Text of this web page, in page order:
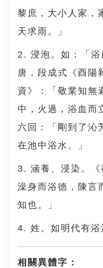
黎庶，大小人家，
天求雨。」
2. 浸泡。如：「浴
唐．段成式《酉陽
資》：「敬業知無
中，火過，浴血而
六回：「剛到了沁
在池中浴水。」
3. 涵養、浸染。
澡身而浴德，陳言
知也。」
4. 姓。如明代有浴
相關異體字：